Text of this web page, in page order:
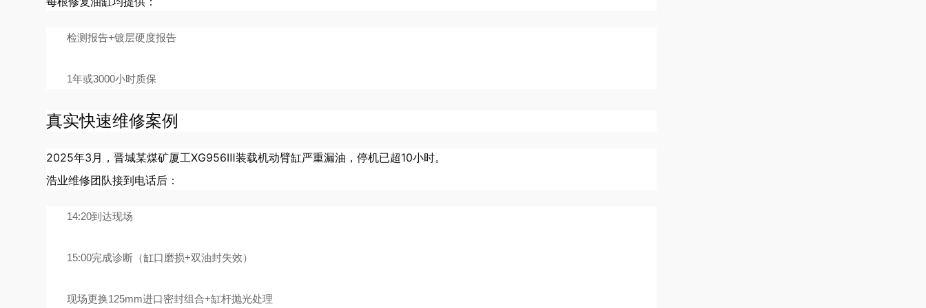
检测报告+镀层硬度报告
1年或3000小时质保
真实快速维修案例
2025年3月，晋城某煤矿厦工XG956Ⅲ装载机动臂缸严重漏油，停机已超10小时。
浩业维修团队接到电话后：
14:20到达现场
15:00完成诊断（缸口磨损+双油封失效）
现场更换125mm进口密封组合+缸杆抛光处理